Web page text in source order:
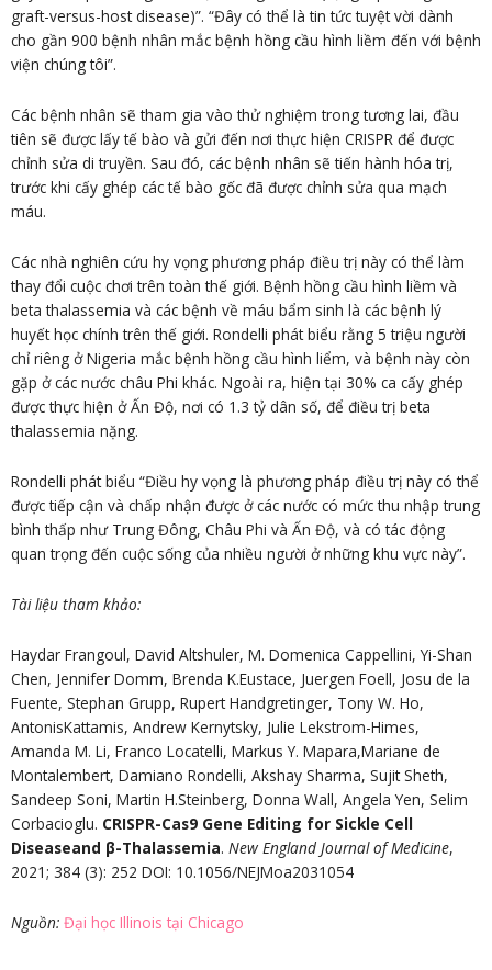
graft-versus-host disease)”. “Đây có thể là tin tức tuyệt vời dành
cho gần 900 bệnh nhân mắc bệnh hồng cầu hình liềm đến với bệnh
viện chúng tôi”.
Các bệnh nhân sẽ tham gia vào thử nghiệm trong tương lai, đầu
tiên sẽ được lấy tế bào và gửi đến nơi thực hiện CRISPR để được
chỉnh sửa di truyền. Sau đó, các bệnh nhân sẽ tiến hành hóa trị,
trước khi cấy ghép các tế bào gốc đã được chỉnh sửa qua mạch
máu.
Các nhà nghiên cứu hy vọng phương pháp điều trị này có thể làm
thay đổi cuộc chơi trên toàn thế giới. Bệnh hồng cầu hình liềm và
beta thalassemia và các bệnh về máu bẩm sinh là các bệnh lý
huyết học chính trên thế giới. Rondelli phát biểu rằng 5 triệu người
chỉ riêng ở Nigeria mắc bệnh hồng cầu hình liểm, và bệnh này còn
gặp ở các nước châu Phi khác. Ngoài ra, hiện tại 30% ca cấy ghép
được thực hiện ở Ấn Độ, nơi có 1.3 tỷ dân số, để điều trị beta
thalassemia nặng.
Rondelli phát biểu “Điều hy vọng là phương pháp điều trị này có thể
được tiếp cận và chấp nhận được ở các nước có mức thu nhập trung
bình thấp như Trung Đông, Châu Phi và Ấn Độ, và có tác động
quan trọng đến cuộc sống của nhiều người ở những khu vực này”.
Tài liệu tham khảo:
Haydar Frangoul, David Altshuler, M. Domenica Cappellini, Yi-Shan
Chen, Jennifer Domm, Brenda K.Eustace, Juergen Foell, Josu de la
Fuente, Stephan Grupp, Rupert Handgretinger, Tony W. Ho,
AntonisKattamis, Andrew Kernytsky, Julie Lekstrom-Himes,
Amanda M. Li, Franco Locatelli, Markus Y. Mapara,Mariane de
Montalembert, Damiano Rondelli, Akshay Sharma, Sujit Sheth,
Sandeep Soni, Martin H.Steinberg, Donna Wall, Angela Yen, Selim
Corbacioglu. CRISPR-Cas9 Gene Editing for Sickle Cell
Diseaseand β-Thalassemia. New England Journal of Medicine,
2021; 384 (3): 252 DOI: 10.1056/NEJMoa2031054
Nguồn: Đại học Illinois tại Chicago